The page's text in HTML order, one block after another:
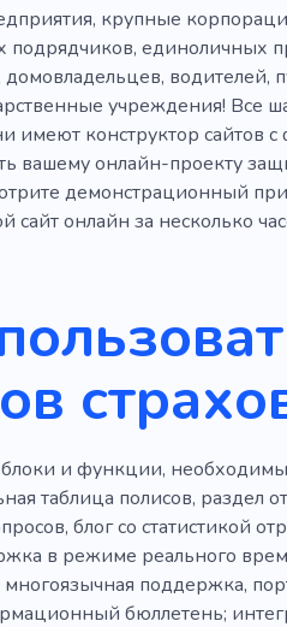
Работать Ремикс
Покупка
будущее Оплата
Электронная коммерция
крупные
единоличных
водителей,
учреждения! Все
имеют конструктор сайтов
вашему онлайн-проекту
демонстрационный
сайт онлайн за несколько
и функции,
таблица полисов, раздел
блог со статистикой
в режиме реального
поддержка,
бюллетень;